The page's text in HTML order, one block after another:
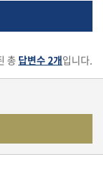
총 답변수 2개입니다.